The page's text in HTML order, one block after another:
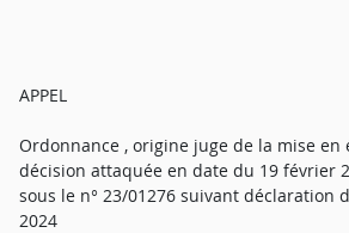
APPEL
Ordonnance , origine juge de la mise en
décision attaquée en date du 19 février
sous le n° 23/01276 suivant déclaration
2024